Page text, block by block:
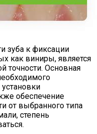
зуба к фиксации
как виниры, является
точности. Основная
обеспечение
от выбранного типа
степень